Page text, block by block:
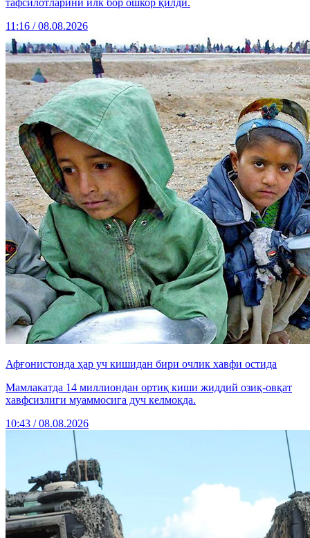
тафсилотларини илк бор ошкор қилди.
11:16 / 08.08.2026
Афғонистонда ҳар уч кишидан бири очлик хавфи остида
Мамлакатда 14 миллиондан ортиқ киши жиддий озиқ-овқат
хавфсизлиги муаммосига дуч келмоқда.
10:43 / 08.08.2026